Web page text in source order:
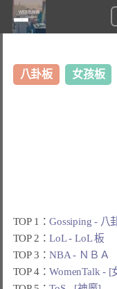
八卦板 女孩板
TOP 1：Gossiping - 八
TOP 2：LoL - LoL 板
TOP 3：NBA - ＮＢＡ
TOP 4：WomenTalk - [